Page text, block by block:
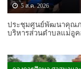
5 ส.ค. 2026
ประชุมศูนย์พัฒนาคุณภ
บริหารส่วนตำบลแม่อูค